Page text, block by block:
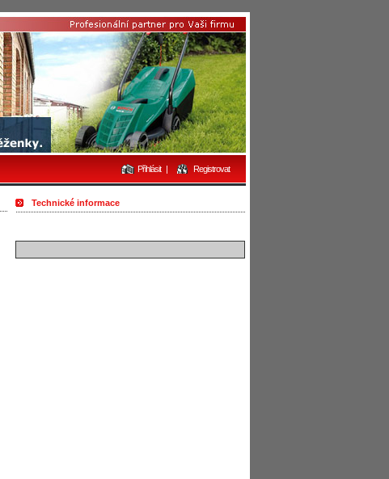
Přihlásit | Registrovat
Technické informace